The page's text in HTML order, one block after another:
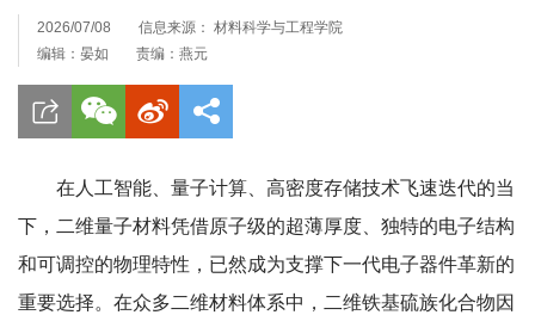
2026/07/08
信息来源： 材料科学与工程学院
编辑：晏如
责编：燕元
在人工智能、量子计算、高密度存储技术飞速迭代的当
下，二维量子材料凭借原子级的超薄厚度、独特的电子结构
和可调控的物理特性，已然成为支撑下一代电子器件革新的
重要选择。在众多二维材料体系中，二维铁基硫族化合物因